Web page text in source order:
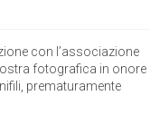
con l’associazione
fotografica in onore
prematuramente